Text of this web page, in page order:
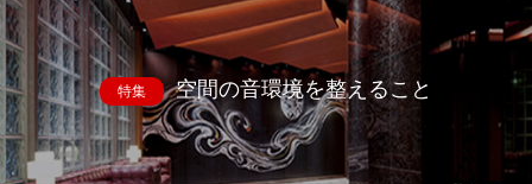
特集 空間の音環境を整えること